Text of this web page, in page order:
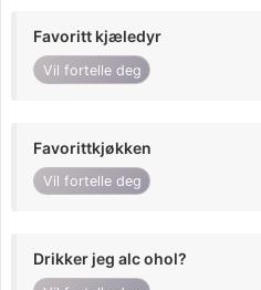
Favoritt kjæledyr
Vil fortelle deg
Favorittkjøkken
Vil fortelle deg
Drikker jeg alc ohol?